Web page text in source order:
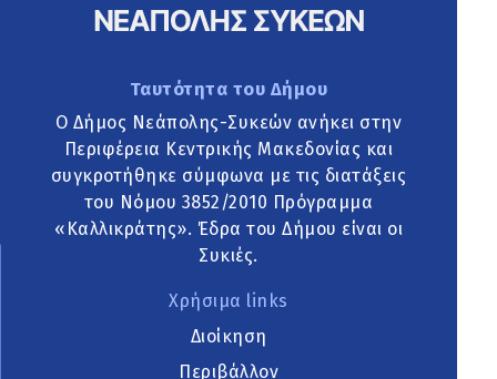
Ταυτότητα του Δήμου
Ο Δήμος Νεάπολης-Συκεών ανήκει στην
Περιφέρεια Κεντρικής Μακεδονίας και
συγκροτήθηκε σύμφωνα με τις διατάξεις
του Νόμου 3852/2010 Πρόγραμμα
«Καλλικράτης». Έδρα του Δήμου είναι οι
Συκιές.
Χρήσιμα links
Διοίκηση
Περιβάλλον